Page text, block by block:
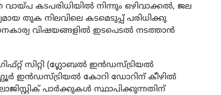
കടപരിധിയിൽ നിന്നും ഒഴിവാക്കൽ, ജല
തുക നിലവിലെ കടമെടുപ്പ് പരിധിക്കു
വിഷയങ്ങളിൽ ഇടപെടൽ നടത്താൻ
സിറ്റി (ഗ്ലോബൽ ഇൻഡസ്ട്രിയൽ
ഇൻഡസ്ട്രിയൽ കോറി ഡോറിന് കീഴിൽ
പാർക്കുകൾ സ്ഥാപിക്കുന്നതിന്